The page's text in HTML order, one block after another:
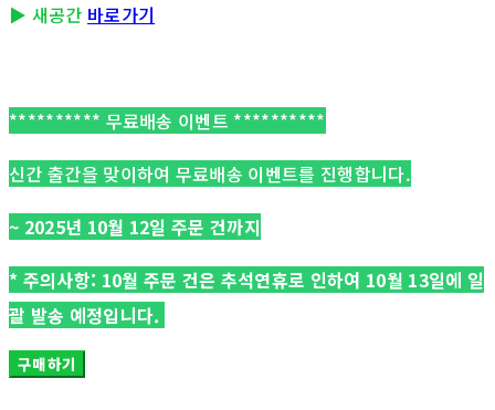
▶︎ 새공간 바로가기
********** 무료배송 이벤트 **********
신간 출간을 맞이하여 무료배송 이벤트를 진행합니다.
~ 2025년 10월 12일 주문 건까지
* 주의사항: 10월 주문 건은 추석연휴로 인하여 10월 13일에 일
괄 발송 예정입니다.
구매하기